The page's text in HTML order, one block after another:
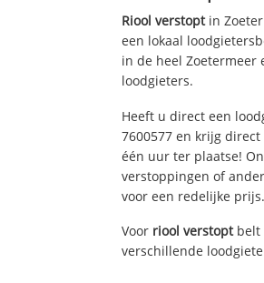
Riool verstoptin
een lokaal
in de heel
loodgieters.
Heeft u direct een
7600577 en krijg
één uur ter plaatse!
verstoppingen of
voor een redelijke prijs.
Voor riool verstoptbelt
verschillende